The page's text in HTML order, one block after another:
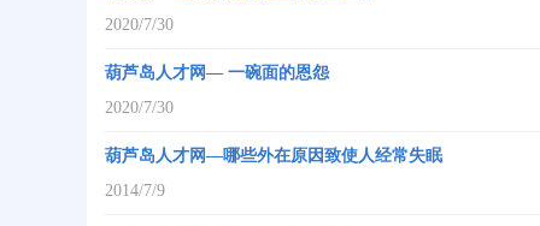
2020/7/30
葫芦岛人才网— 一碗面的恩怨
2020/7/30
葫芦岛人才网—哪些外在原因致使人经常失眠
2014/7/9